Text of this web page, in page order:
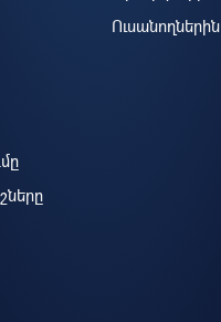
Ուսանողներին